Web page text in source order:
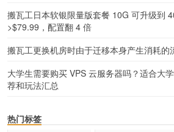
搬瓦工日本软银限量版套餐 10G 可升级到
>$79.99，配置翻 4 倍
搬瓦工更换机房时由于迁移本身产生消耗的
大学生需要购买 VPS 云服务器吗？适合大
荐和玩法汇总
热门标签